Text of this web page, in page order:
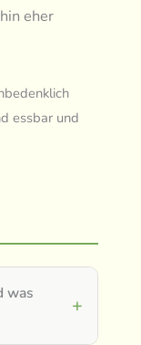
eher
essbar und
was